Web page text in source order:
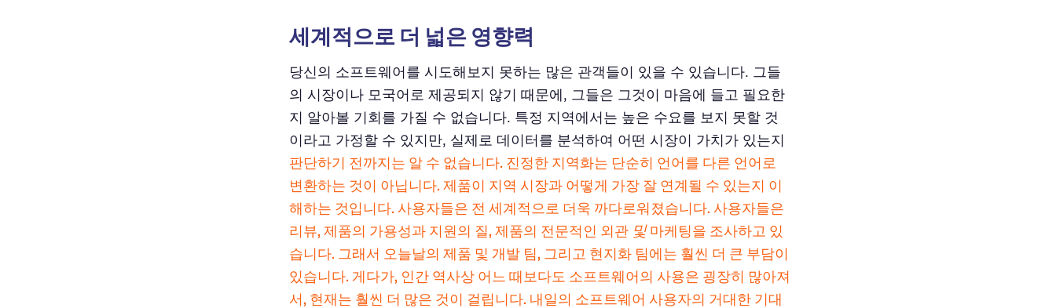
세계적으로 더 넓은 영향력
당신의 소프트웨어를 시도해보지 못하는 많은 관객들이 있을 수 있습니다. 그들
의 시장이나 모국어로 제공되지 않기 때문에, 그들은 그것이 마음에 들고 필요한
지 알아볼 기회를 가질 수 없습니다. 특정 지역에서는 높은 수요를 보지 못할 것
이라고 가정할 수 있지만, 실제로 데이터를 분석하여 어떤 시장이 가치가 있는지
판단하기 전까지는 알 수 없습니다. 진정한 지역화는 단순히 언어를 다른 언어로
변환하는 것이 아닙니다. 제품이 지역 시장과 어떻게 가장 잘 연계될 수 있는지 이
해하는 것입니다. 사용자들은 전 세계적으로 더욱 까다로워졌습니다. 사용자들은
리뷰, 제품의 가용성과 지원의 질, 제품의 전문적인 외관 및마케팅을 조사하고 있
습니다. 그래서 오늘날의 제품 및 개발 팀, 그리고 현지화 팀에는 훨씬 더 큰 부담이
있습니다. 게다가, 인간 역사상 어느 때보다도 소프트웨어의 사용은 굉장히 많아져
서, 현재는 훨씬 더 많은 것이 걸립니다. 내일의 소프트웨어 사용자의 거대한 기대